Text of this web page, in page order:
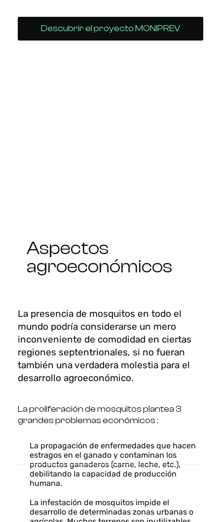
Descubrir el proyecto MONIPREV
Aspectos
agroeconómicos
La presencia de mosquitos en todo el
mundo podría considerarse un mero
inconveniente de comodidad en ciertas
regiones septentrionales, si no fueran
también una verdadera molestia para el
desarrollo agroeconómico.
La proliferación de mosquitos plantea 3
grandes problemas económicos :
La propagación de enfermedades que hacen
estragos en el ganado y contaminan los
productos ganaderos (carne, leche, etc.),
debilitando la capacidad de producción
humana.
La infestación de mosquitos impide el
desarrollo de determinadas zonas urbanas o